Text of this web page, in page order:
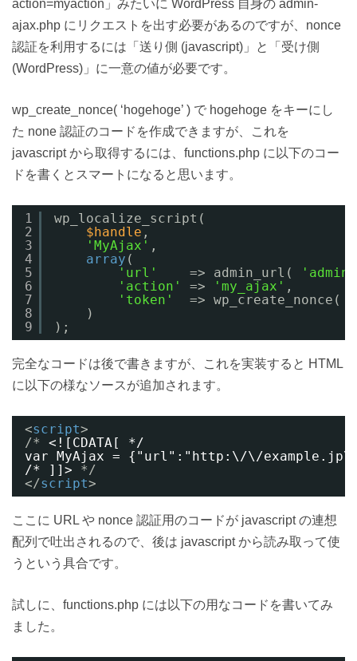
action=myaction」みたいに WordPress 自身の admin-
ajax.php にリクエストを出す必要があるのですが、nonce
認証を利用するには「送り側 (javascript)」と「受け側
(WordPress)」に一意の値が必要です。
wp_create_nonce( ‘hogehoge’ ) で hogehoge をキーにし
た none 認証のコードを作成できますが、これを
javascript から取得するには、functions.php に以下のコー
ドを書くとスマートになると思います。
1
2
3
4
5
6
7
8
9
wp_localize_script(
$handle ,
'MyAjax' ,
array (
'url'
=> admin_url(
'action'
=> 'my_ajax' ,
'token'
=> wp_create_nonce(
)
);
完全なコードは後で書きますが、これを実装すると HTML
に以下の様なソースが追加されます。
<script>
/* <![CDATA[ */
var MyAjax = {"url":"http:\/\/example.jp\/
/* ]]>
*/
</script>
ここに URL や nonce 認証用のコードが javascript の連想
配列で吐出されるので、後は javascript から読み取って使
うという具合です。
試しに、functions.php には以下の用なコードを書いてみ
ました。